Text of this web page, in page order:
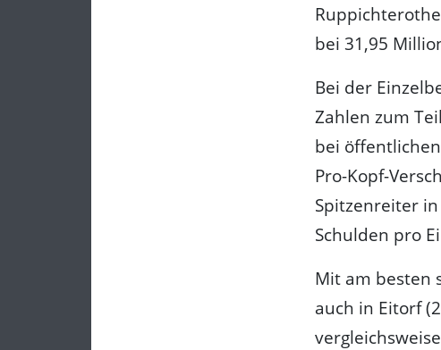
bei 31,95
Bei der
Zahlen zum
bei
Pro-Kopf-
Spitzenreiter
Schulden pro
Mit am besten
auch in Eitorf